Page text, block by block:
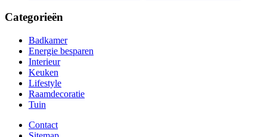
Categorieën
Badkamer
Energie besparen
Interieur
Keuken
Lifestyle
Raamdecoratie
Tuin
Contact